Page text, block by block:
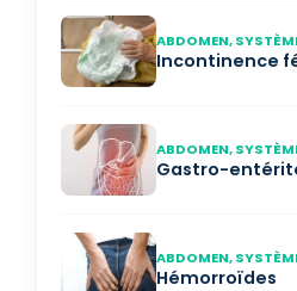
ABDOMEN,
Incontinence
ABDOMEN,
Gastro-
ABDOMEN,
Hémorroïdes